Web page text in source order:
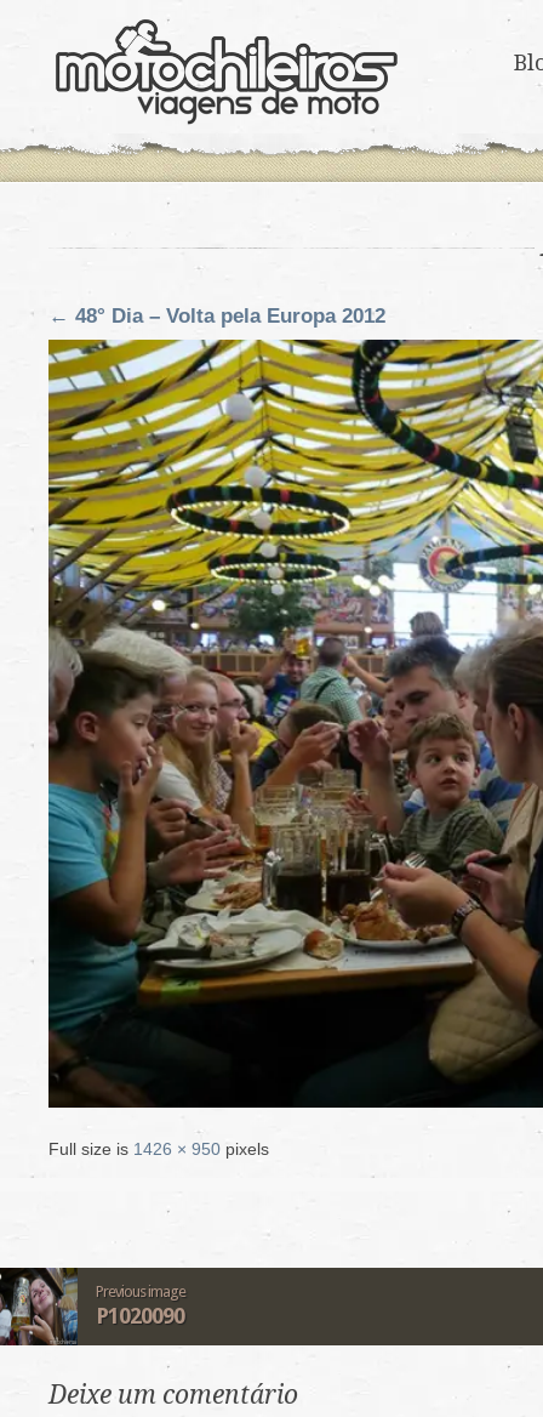
← 48° Dia – Volta pela Europa 2012
Full size is 1426 × 950 pixels
Previous image
P1020090
Deixe um comentário